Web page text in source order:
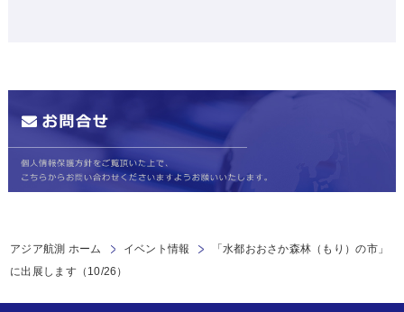
アジア航測 ホーム イベント情報
「水都おおさか森林（もり）の市」
に出展します（10/26）